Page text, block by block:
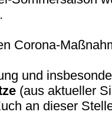
Corona-
und
(aus aktueller
an dieser